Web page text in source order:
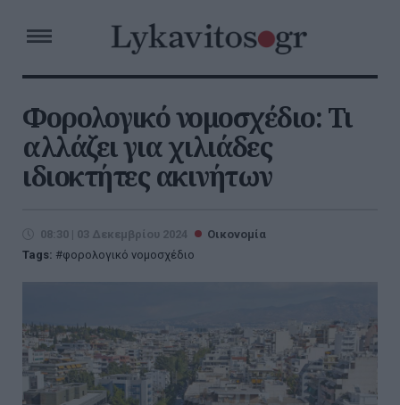
Φορολογικό νομοσχέδιο: Τι
αλλάζει για χιλιάδες
ιδιοκτήτες ακινήτων
08:30 | 03 Δεκεμβρίου 2024
Οικονομία
Tags:
φορολογικό νομοσχέδιο